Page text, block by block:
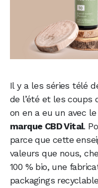
Il y a les séries télé
de l’été et les coups
on en a eu un avec le
marque CBD Vital.
parce que cette
valeurs que nous,
100 % bio, une
packagings